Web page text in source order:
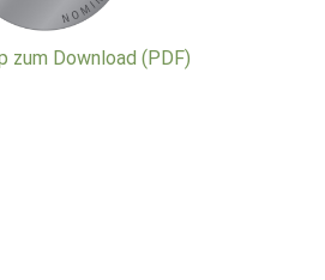
zum Download (PDF)